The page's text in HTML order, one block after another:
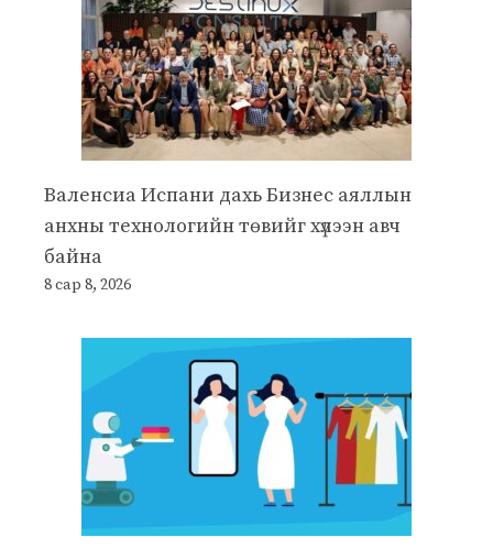
Валенсиа Испани дахь Бизнес аяллын
анхны технологийн төвийг хүлээн авч
байна
8 сар 8, 2026